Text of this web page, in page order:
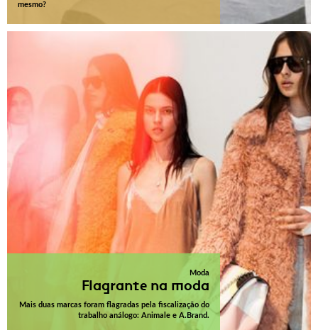
mesmo?
Moda
Flagrante na moda
Mais duas marcas foram flagradas pela fiscalização do
trabalho análogo: Animale e A.Brand.